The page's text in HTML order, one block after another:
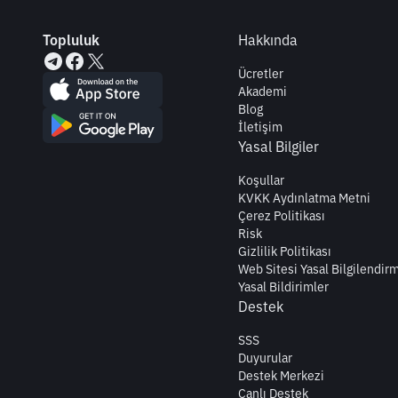
Topluluk Hakkında
Ücretler
Akademi
Blog
İletişim
Yasal Bilgiler
Koşullar
KVKK Aydınlatma Metni
Çerez Politikası
Risk
Gizlilik Politikası
Web Sitesi Yasal
Yasal Bildirimler
Destek
SSS
Duyurular
Destek Merkezi
Canlı Destek